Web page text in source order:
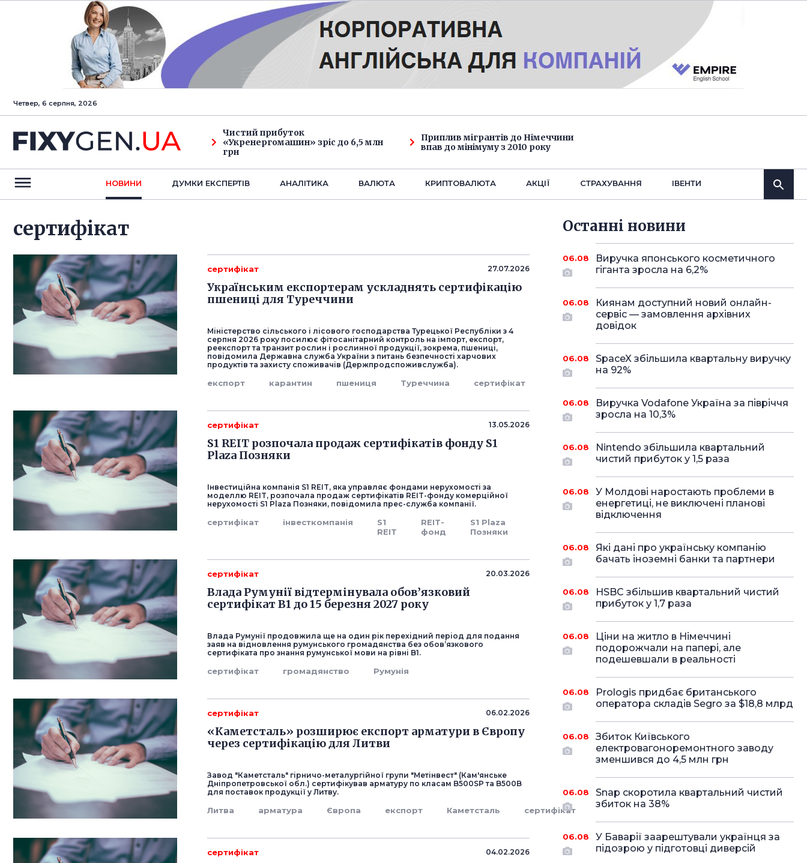
Четвер, 6 серпня, 2026
Чистий прибуток
«Укренергомашин» зріс до 6,5 млн
грн
Приплив мігрантів до Німеччини
впав до мінімуму з 2010 року
НОВИНИ ДУМКИ ЕКСПЕРТIВ АНАЛIТИКА ВАЛЮТА КРИПТОВАЛЮТА АКЦІЇ СТРАХУВАННЯ IВЕНТИ
сертифікат
сертифікат 27.07.2026
Українським експортерам ускладнять сертифікацію
пшениці для Туреччини
Міністерство сільського і лісового господарства Турецької Республіки з 4
серпня 2026 року посилює фітосанітарний контроль на імпорт, експорт,
реекспорт та транзит рослин і рослинної продукції, зокрема, пшениці,
повідомила Державна служба України з питань безпечності харчових
продуктів та захисту споживачів (Держпродспоживслужба).
експорт карантин пшениця Туреччина сертифікат
сертифікат 13.05.2026
S1 REIT розпочала продаж сертифікатів фонду S1
Plaza Позняки
Інвестиційна компанія S1 REIT, яка управляє фондами нерухомості за
моделлю REIT, розпочала продаж сертифікатів REIT-фонду комерційної
нерухомості S1 Plaza Позняки, повідомила прес-служба компанії.
сертифікат інвесткомпанія
S1
REIT
REIT-
фонд
S1 Plaza
Позняки
сертифікат 20.03.2026
Влада Румунії відтермінувала обов’язковий
сертифікат B1 до 15 березня 2027 року
Влада Румунії продовжила ще на один рік перехідний період для подання
заяв на відновлення румунського громадянства без обов’язкового
сертифіката про знання румунської мови на рівні B1.
сертифікат громадянство Румунія
сертифікат 06.02.2026
«Каметсталь» розширює експорт арматури в Європу
через сертифікацію для Литви
Завод "Каметсталь" гірничо-металургійної групи "Метінвест" (Кам'янське
Дніпропетровської обл.) сертифікував арматуру по класам B500SP та B500B
для поставок продукції у Литву.
Литва арматура Європа експорт Каметсталь сертифікат
сертифікат 04.02.2026
Останнi новини
06.08
Виручка японського косметичного
гіганта зросла на 6,2%
06.08
Киянам доступний новий онлайн-
сервіс — замовлення архівних
довідок
06.08
SpaceX збільшила квартальну виручку
на 92%
06.08
Виручка Vodafone Україна за півріччя
зросла на 10,3%
06.08
Nintendo збільшила квартальний
чистий прибуток у 1,5 раза
06.08
У Молдові наростають проблеми в
енергетиці, не виключені планові
відключення
06.08
Які дані про українську компанію
бачать іноземні банки та партнери
06.08
HSBC збільшив квартальний чистий
прибуток у 1,7 раза
06.08
Ціни на житло в Німеччині
подорожчали на папері, але
подешевшали в реальності
06.08
Prologis придбає британського
оператора складів Segro за $18,8 млрд
06.08
Збиток Київського
електровагоноремонтного заводу
зменшився до 4,5 млн грн
06.08
Snap скоротила квартальний чистий
збиток на 38%
06.08
У Баварії заарештували українця за
підозрою у підготовці диверсій